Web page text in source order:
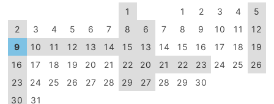
1
2
3 4 5 6 7
8
9
10 11 12 13 14
15
16
17 18 19 20 21
22
23
24 25 26 27 28
29
30
31
1 2 3 4
5
6
7 8 9 10 11
12
13
14 15 16 17 18
19
20
21 22 23 24 25
26
27
28 29 30